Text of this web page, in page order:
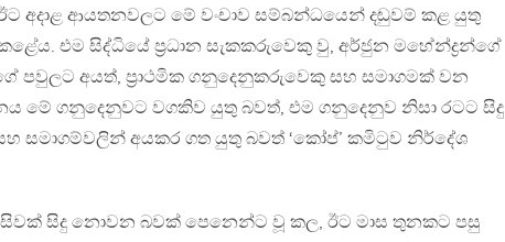
අදාළ ආයතනවලට මේ වංචාව සම්බන්ධයෙන් දඬුවම් කළ යුතු
එම සිද්ධියේ ප‍්‍රධාන සැකකරුවෙකු වු, අර්ජුන මහේන්ද්‍රන්ගේ
පවුලට අයත්, ප‍්‍රාථමික ගනුදෙනුකරුවෙකු සහ සමාගමක් වන
මේ ගනුදෙනුවට වගකිව යුතු බවත්, එම ගනුදෙනුව නිසා රටට සිදු
සමාගම්වලින් අයකර ගත යුතු බවත් ‘කෝප්’ කමිටුව නිර්දේශ
සිදු නොවන බවක් පෙනෙන්ට වූ කල, ඊට මාස තුනකට පසු